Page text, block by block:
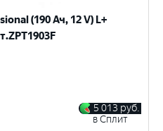
(190 Ач, 12 V) L+
5 013 руб.
в Сплит